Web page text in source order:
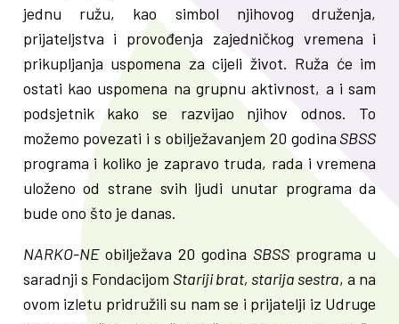
jednu ružu, kao simbol njihovog druženja,
prijateljstva i provođenja zajedničkog vremena i
prikupljanja uspomena za cijeli život. Ruža će im
ostati kao uspomena na grupnu aktivnost, a i sam
podsjetnik kako se razvijao njihov odnos. To
možemo povezati i s obilježavanjem 20 godina SBSS
programa i koliko je zapravo truda, rada i vremena
uloženo od strane svih ljudi unutar programa da
bude ono što je danas.
NARKO-NEobilježava 20 godina SBSSprograma u
saradnji s Fondacijom Stariji brat, starija sestra, a na
ovom izletu pridružili su nam se i prijatelji iz Udruge